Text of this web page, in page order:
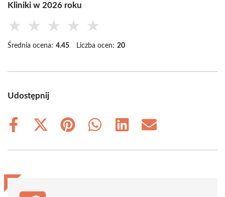
Kliniki w 2026 roku
★ ★ ★ ★ ★
Średnia ocena: 4.45 Liczba ocen: 20
Udostępnij
Share
Share
(Twitter)
Share
Share
Share
Share